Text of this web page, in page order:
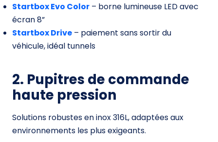
Startbox Evo Color – borne lumineuse LED avec
écran 8”
Startbox Drive – paiement sans sortir du
véhicule, idéal tunnels
2. Pupitres de commande
haute pression
Solutions robustes en inox 316L, adaptées aux
environnements les plus exigeants.